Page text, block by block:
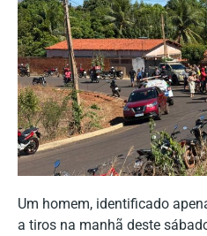
Um homem, identificado
a tiros na manhã deste